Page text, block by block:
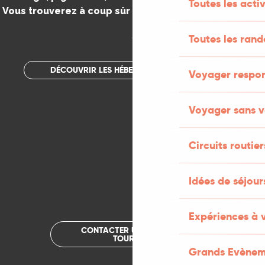
Toutes les
Toutes les
Voyager
Voyager sans
Circuits
Idées de
Expériences à
Grands
Vous trouverez à coup sûr votre bonheur dans le Lot.
.
DÉCOUVRIR LES HÉBERGEMENTS INSOLITES
CONTACTER UN OFFICE DE
TOURISME